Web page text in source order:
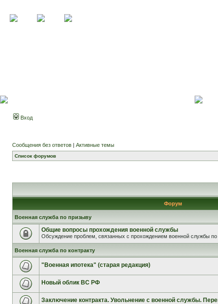
Вход
Сообщения без ответов | Активные темы
Список форумов
Форум
Военная служба по призыву
Общие вопросы прохождения военной службы
Обсуждение проблем, связанных с прохождением военной службы по
Военная служба по контракту
"Военная ипотека" (старая редакция)
Новый облик ВС РФ
Заключение контракта. Увольнение с военной службы.